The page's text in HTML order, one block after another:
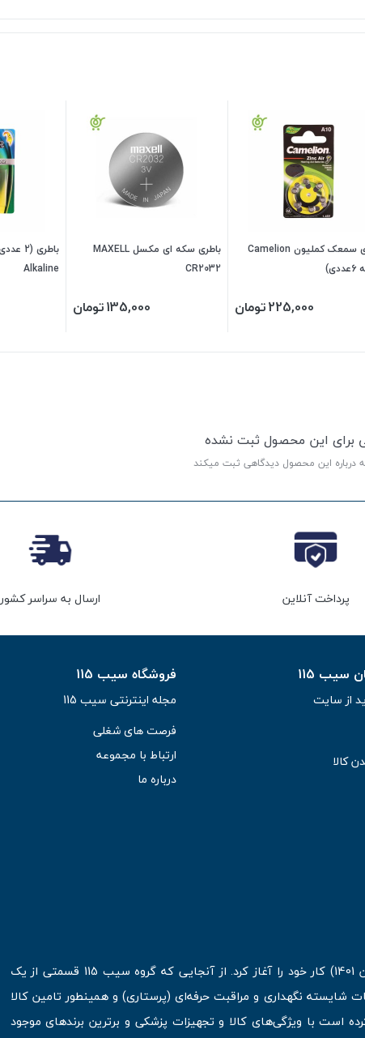
باطری سمعک کملیون Camelion
225,000تومان
باطری سکه ای مکسل MAXELL
CR2032
135,000تومان
Alkaline
برای این محصول ثبت نشده
درباره این محصول دیدگاهی ثبت میکند
پرداخت آنلاین ارسال به سراسر کشور
115
از سایت
کالا
فروشگاه سیب 115
مجله اینترنتی سیب 115
فرصت های شغلی
ارتباط با مجموعه
درباره ما
فروشگاه اینترنتی سیب 115 در اولین روزهای شروع قرن جدید ( فروردین 1401) کار خود را آغاز کرد. از آنجایی که گروه سیب 115 قسمتی از یک
نگهداری و مراقبت حرفه‌ای (پرستاری) و همینطور تامین کالا
با ویژگی‌های کالا و تجهیزات پزشکی و برترین برندهای موجود